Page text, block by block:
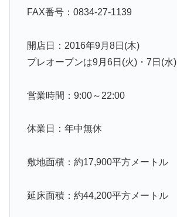
FAX番号：0834-27-1139
開店日：2016年9月8日(木)
プレオープンは9月6日(火)・7日(水)
営業時間：9:00～22:00
休業日：年中無休
敷地面積：約17,900平方メートル
延床面積：約44,200平方メートル